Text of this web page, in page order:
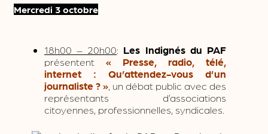
Mercredi 3 octobre
18h00 – 20h00: Les Indignés du PAF
présentent « Presse, radio, télé,
internet : Qu’attendez-vous d’un
journaliste ? », un débat public avec des
représentants d’associations
citoyennes, professionnelles, syndicales.